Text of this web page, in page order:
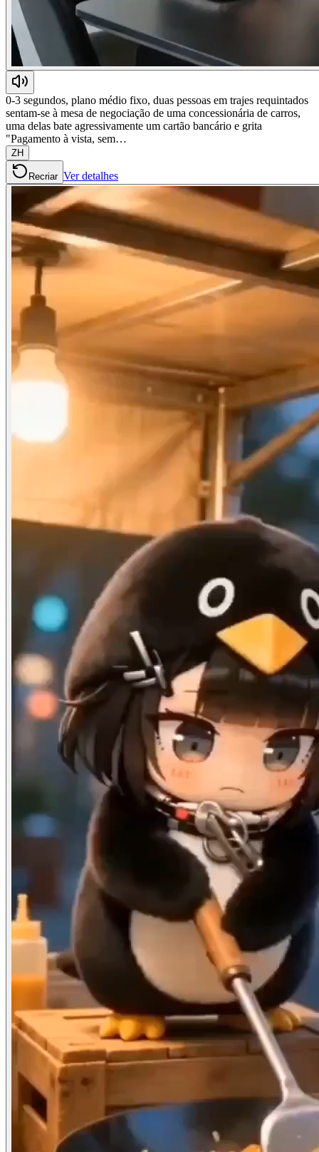
0-3 segundos, plano médio fixo, duas pessoas em trajes requintados
sentam-se à mesa de negociação de uma concessionária de carros,
uma delas bate agressivamente um cartão bancário e grita
"Pagamento à vista, sem…
ZH
Recriar Ver detalhes